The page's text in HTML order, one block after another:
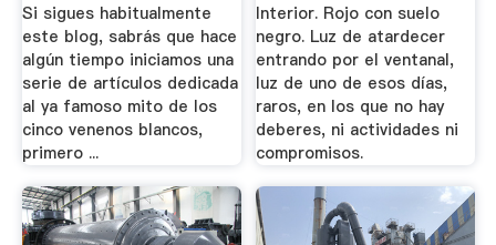
Si sigues habitualmente
este blog, sabrás que hace
algún tiempo iniciamos una
serie de artículos dedicada
al ya famoso mito de los
cinco venenos blancos,
primero ...
Interior. Rojo con suelo
negro. Luz de atardecer
entrando por el ventanal,
luz de uno de esos días,
raros, en los que no hay
deberes, ni actividades ni
compromisos.